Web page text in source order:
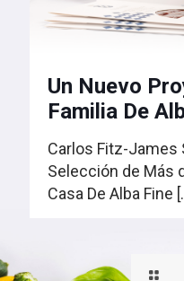
Un Nuevo
Familia De
Carlos Fitz-James
Selección de Más
Casa De Alba Fine